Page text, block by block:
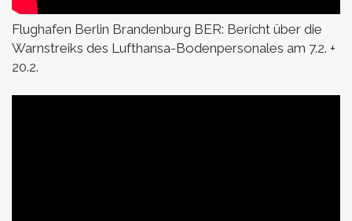
Flughafen Berlin Brandenburg BER: Bericht über die
Warnstreiks des Lufthansa-Bodenpersonales am 7.2. +
20.2.